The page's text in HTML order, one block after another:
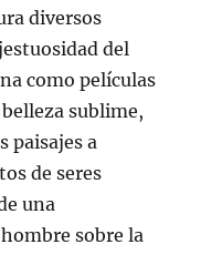
diversos
del
como películas
sublime,
paisajes a
de seres
una
sobre la